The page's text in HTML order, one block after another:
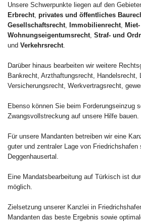
Unsere Schwerpunkte liegen auf den
Erbrecht privates und öffentliches
Gesellschaftsrecht Immobilienrecht
Wohnungseigentumsrecht Straf- und
und Verkehrsrecht
Darüber hinaus bearbeiten wir weitere
Bankrecht, Arzthaftungsrecht, Handelsrecht,
Versicherungsrecht, Werkvertragsrecht,
Ebenso können Sie beim Forderungseinzug
Zwangsvollstreckung auf unsere Hilfe bauen.
Für unsere Mandanten betreiben wir eine
guter und zentraler Lage von
Deggenhausertal.
Eine Mandatsbearbeitung auf Türkisch ist
möglich.
Zielsetzung unserer Kanzlei in
Mandanten das beste Ergebnis sowie